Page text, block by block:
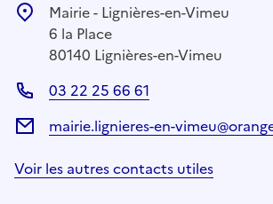
Mairie - Lignières-en-Vimeu
6 la Place
80140 Lignières-en-Vimeu
03 22 25 66 61
mairie.lignieres-en-
Voir les autres contacts utiles